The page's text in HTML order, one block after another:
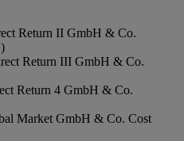
Return II GmbH & Co.
Return III GmbH & Co.
Return 4 GmbH & Co.
Market GmbH & Co. Cost